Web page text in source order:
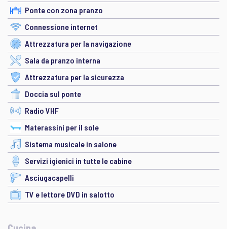
Ponte con zona pranzo
Connessione internet
Attrezzatura per la navigazione
Sala da pranzo interna
Attrezzatura per la sicurezza
Doccia sul ponte
Radio VHF
Materassini per il sole
Sistema musicale in salone
Servizi igienici in tutte le cabine
Asciugacapelli
TV e lettore DVD in salotto